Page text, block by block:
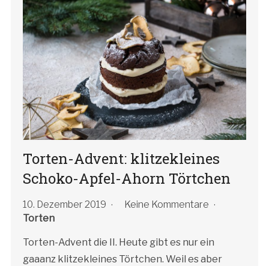
Torten-Advent: klitzekleines
Schoko-Apfel-Ahorn Törtchen
10. Dezember 2019
Keine Kommentare
Torten
Torten-Advent die II. Heute gibt es nur ein
gaaanz klitzekleines Törtchen. Weil es aber